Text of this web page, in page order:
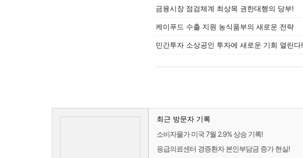
금융시장 점검체계 최상목 권한대행의 당부!
케이푸드 수출 지원 농식품부의 새로운 전략
민간투자 소상공인 투자에 새로운 기회 열린다!
최근 방문자 기록
소비자물가 미국 7월 2.9% 상승 기록!
응급의료센터 경증환자 본인부담금 증가 현실!